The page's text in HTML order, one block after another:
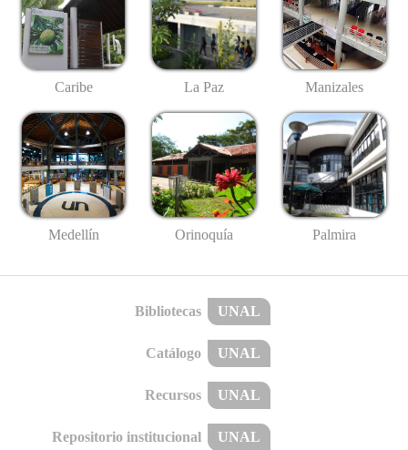
Caribe La Paz Manizales
Medellín Orinoquía Palmira
Bibliotecas UNAL
Catálogo UNAL
Recursos UNAL
Repositorio institucional UNAL